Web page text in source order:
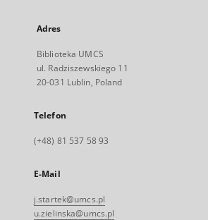
Adres
Biblioteka UMCS
ul. Radziszewskiego 11
20-031 Lublin, Poland
Telefon
(+48) 81 537 58 93
E-Mail
j.startek@umcs.pl
u.zielinska@umcs.pl